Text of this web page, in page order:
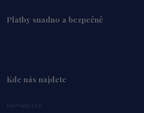
Platby snadno a bezpečně
Kde nás najdete
Ramaco s.r.o.